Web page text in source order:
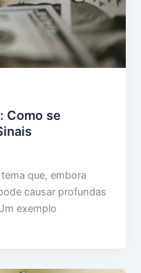
Como se
que, embora
causar profundas
exemplo